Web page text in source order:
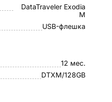
DataTraveler Exodia
M
USB-флешка
12 мес.
DTXM/128GB